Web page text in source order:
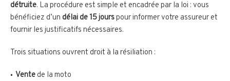
détruite. La procédure est simple et encadrée par la loi : vous
bénéficiez d’un délai de 15 jourspour informer votre assureur et
fournir les justificatifs nécessaires.
Trois situations ouvrent droit à la résiliation :
Vente de la moto